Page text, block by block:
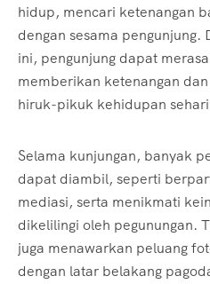
hidup, mencari ketenangan
dengan sesama pengunjung.
ini, pengunjung dapat
memberikan ketenangan
hiruk-pikuk kehidupan
Selama kunjungan, banyak
dapat diambil, seperti
mediasi, serta menikmati
dikelilingi oleh pegunungan.
juga menawarkan peluang
dengan latar belakang